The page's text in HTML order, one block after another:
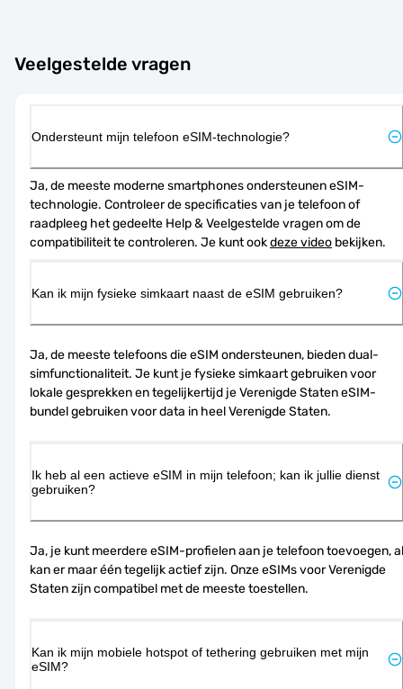
Veelgestelde vragen
Ondersteunt mijn telefoon eSIM-technologie?
Ja, de meeste moderne smartphones ondersteunen eSIM-
technologie. Controleer de specificaties van je telefoon of
raadpleeg het gedeelte Help & Veelgestelde vragen om de
compatibiliteit te controleren. Je kunt ook deze video bekijken.
Kan ik mijn fysieke simkaart naast de eSIM gebruiken?
Ja, de meeste telefoons die eSIM ondersteunen, bieden dual-
simfunctionaliteit. Je kunt je fysieke simkaart gebruiken voor
lokale gesprekken en tegelijkertijd je Verenigde Staten eSIM-
bundel gebruiken voor data in heel Verenigde Staten.
Ik heb al een actieve eSIM in mijn telefoon; kan ik jullie dienst
gebruiken?
Ja, je kunt meerdere eSIM-profielen aan je telefoon toevoegen, al
kan er maar één tegelijk actief zijn. Onze eSIMs voor Verenigde
Staten zijn compatibel met de meeste toestellen.
Kan ik mijn mobiele hotspot of tethering gebruiken met mijn
eSIM?